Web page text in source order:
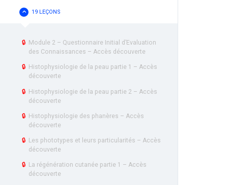
ESTHÉTIQUE
–CACHER
MODULE
ET
PHANÈRES
DÉCOUVERTE
19 LEÇONS
🔒 Module 2 – Questionnaire Initial d’Evaluation
des Connaissances – Accès découverte
🔒 Histophysiologie de la peau partie 1 – Accès
découverte
🔒 Histophysiologie de la peau partie 2 – Accès
découverte
🔒 Histophysiologie des phanères – Accès
découverte
🔒 Les phototypes et leurs particularités – Accès
découverte
🔒 La régénération cutanée partie 1 – Accès
découverte